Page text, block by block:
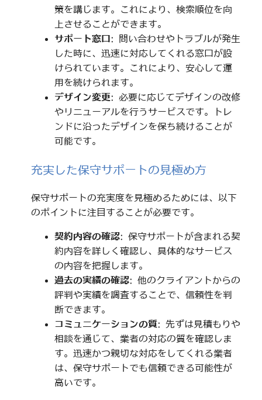
策を講じます。これにより、検索順位を向
上させることができます。
サポート窓口 : 問い合わせやトラブルが発生
した時に、迅速に対応してくれる窓口が設
けられています。これにより、安心して運
用を続けられます。
デザイン変更: 必要に応じてデザインの改修
やリニューアルを行うサービスです。トレ
ンドに沿ったデザインを保ち続けることが
可能です。
充実した保守サポートの見極め方
保守サポートの充実度を見極めるためには、以下
のポイントに注目することが必要です。
契約内容の確認: 保守サポートが含まれる契
約内容を詳しく確認し、具体的なサービス
の内容を把握します。
過去の実績の確認: 他のクライアントからの
評判や実績を調査することで、信頼性を判
断できます。
コミュニケーションの質: 先ずは見積もりや
相談を通じて、業者の対応の質を確認しま
す。迅速かつ親切な対応をしてくれる業者
は、保守サポートでも信頼できる可能性が
高いです。